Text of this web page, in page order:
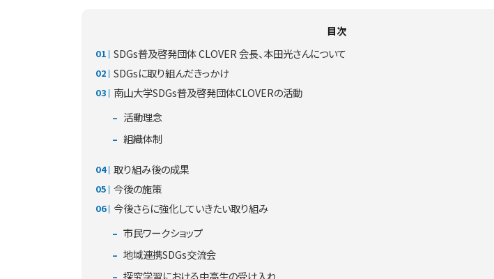
目次
SDGs普及啓発団体 CLOVER 会長、本田光さんについて
SDGsに取り組んだきっかけ
南山大学SDGs普及啓発団体CLOVERの活動
活動理念
組織体制
取り組み後の成果
今後の施策
今後さらに強化していきたい取り組み
市民ワークショップ
地域連携SDGs交流会